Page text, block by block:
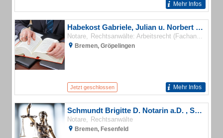
Mehr Infos
Habekost Gabriele, Julian u. Norbert Rechtsanwälte
Notare Rechtsanwälte: Arbeitsrecht (Fachanwälte)
Bremen, Gröpelingen
Jetzt geschlossen Mehr Infos
Schmundt Brigitte D. Notarin a.D. , Schmundt Dorothee R. Rechtsanwältin
Notare Rechtsanwälte
Bremen, Fesenfeld